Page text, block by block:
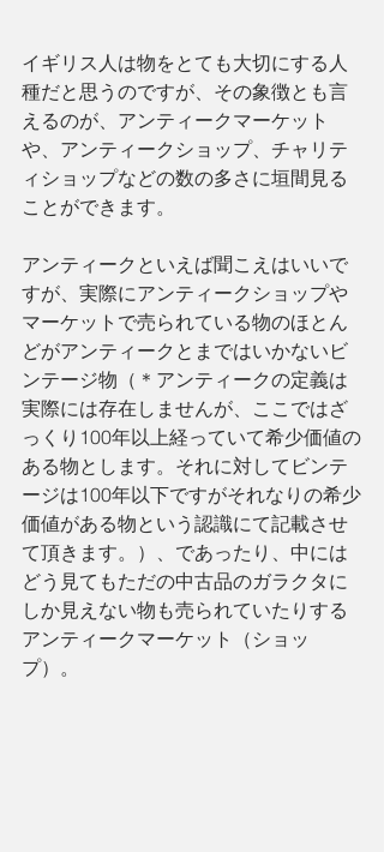
イギリス人は物をとても大切にする人
種だと思うのですが、その象徴とも言
えるのが、アンティークマーケット
や、アンティークショップ、チャリテ
ィショップなどの数の多さに垣間見る
ことができます。
アンティークといえば聞こえはいいで
すが、実際にアンティークショップや
マーケットで売られている物のほとん
どがアンティークとまではいかないビ
ンテージ物（＊アンティークの定義は
実際には存在しませんが、ここではざ
っくり100年以上経っていて希少価値の
ある物とします。それに対してビンテ
ージは100年以下ですがそれなりの希少
価値がある物という認識にて記載させ
て頂きます。）、であったり、中には
どう見てもただの中古品のガラクタに
しか見えない物も売られていたりする
アンティークマーケット（ショッ
プ）。